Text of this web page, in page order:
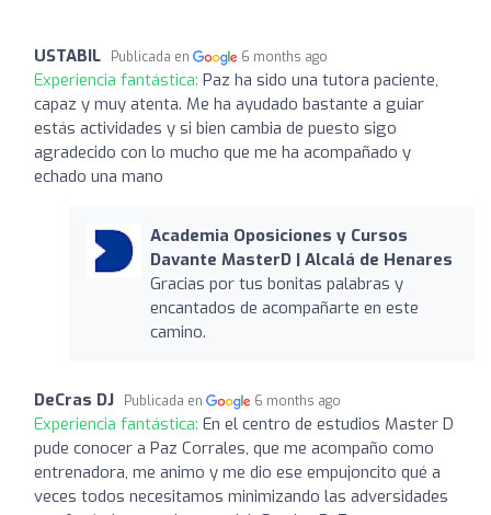
USTABIL Publicada en 6 months ago
Experiencia fantástica: Paz ha sido una tutora paciente,
capaz y muy atenta. Me ha ayudado bastante a guiar
estás actividades y si bien cambia de puesto sigo
agradecido con lo mucho que me ha acompañado y
echado una mano
Academia Oposiciones y Cursos
Davante MasterD | Alcalá de Henares
Gracias por tus bonitas palabras y
encantados de acompañarte en este
camino.
DeCras DJ Publicada en 6 months ago
Experiencia fantástica: En el centro de estudios Master D
pude conocer a Paz Corrales, que me acompaño como
entrenadora, me animo y me dio ese empujoncito qué a
veces todos necesitamos minimizando las adversidades